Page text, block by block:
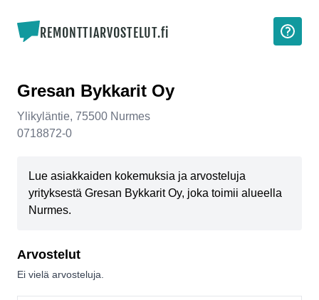
REMONTTIARVOSTELUT.fi
Gresan Bykkarit Oy
Ylikyläntie, 75500 Nurmes
0718872-0
Lue asiakkaiden kokemuksia ja arvosteluja
yrityksestä Gresan Bykkarit Oy, joka toimii alueella
Nurmes.
Arvostelut
Ei vielä arvosteluja.